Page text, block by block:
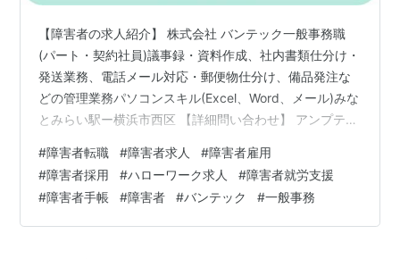
【障害者の求人紹介】 株式会社 バンテック一般事務職
(パート・契約社員)議事録・資料作成、社内書類仕分け・
発送業務、電話メール対応・郵便物仕分け、備品発注な
どの管理業務パソコンスキル(Excel、Word、メール)みな
とみらい駅ー横浜市西区 【詳細問い合わせ】 アンプティ
しています。無料登録いただきましたら 就職・転職に関
するご相談をじっくり伺います。 面接準備、就職まで丁
寧に支援させていただきます。 アンプティパサイト un-
petit-pas.co.jp 無料登録 求人：ハローワーク出典
#障害者転職 #障害者求人 #障害者雇用
#障害者採用 #ハローワーク求人 #障害者就労支援
#障害者手帳 #障害者 #バンテック #一般事務